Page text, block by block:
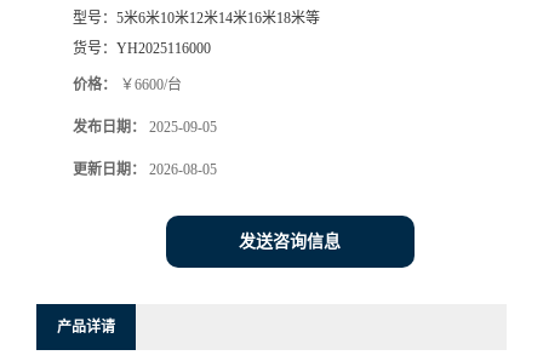
型号： 5米6米10米12米14米16米18米等
货号： YH2025116000
价格： ￥6600/台
发布日期： 2025-09-05
更新日期： 2026-08-05
发送咨询信息
产品详请